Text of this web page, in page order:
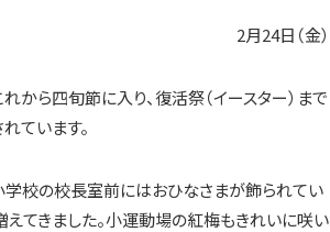
2月24日（金）
から四旬節に入り、復活祭（イースター）まで
ています。
校の校長室前にはおひなさまが飾られてい
てきました。小運動場の紅梅もきれいに咲い